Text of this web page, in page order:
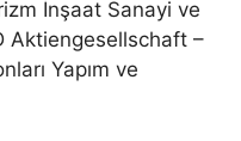
İnşaat Sanayi ve
Aktiengesellschaft –
Yapım ve